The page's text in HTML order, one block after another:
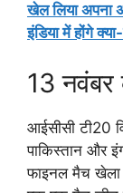
खेल लिया अपना
इंडिया में होंगे
13 नवंबर
आईसीसी टी20
पाकिस्तान और
फाइनल मैच खेला